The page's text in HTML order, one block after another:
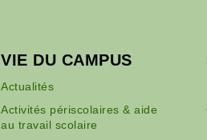
VIE DU CAMPUS
Actualités
Activités périscolaires & aide
au travail scolaire